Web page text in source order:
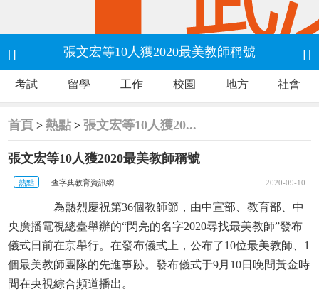
 張文宏等10人獲2020最美教師稱號 
考試 留學 工作 校園 地方 社會
首頁 >熱點 > 張文宏等10人獲20...
張文宏等10人獲2020最美教師稱號
熱點 查字典教育資訊網 2020-09-10
為熱烈慶祝第36個教師節，由中宣部、教育部、中
央廣播電視總臺舉辦的“閃亮的名字2020尋找最美教師”發布
儀式日前在京舉行。在發布儀式上，公布了10位最美教師、1
個最美教師團隊的先進事跡。發布儀式于9月10日晚間黃金時
間在央視綜合頻道播出。